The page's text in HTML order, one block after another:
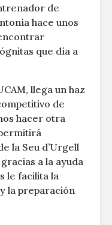
de
hace unos
que día a
llega un haz
de
hacer otra
la Seu d’Urgell
a la ayuda
le facilita la
la preparación